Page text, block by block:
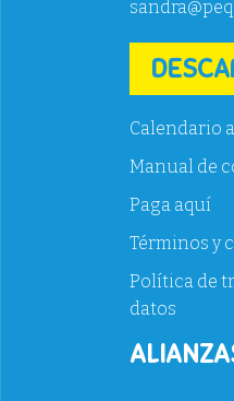
Calendario
Manual de
Paga aquí
Términos y
Política de
datos